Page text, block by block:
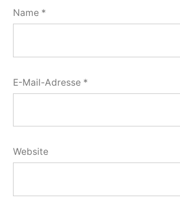
Name *
E-Mail-Adresse *
Website